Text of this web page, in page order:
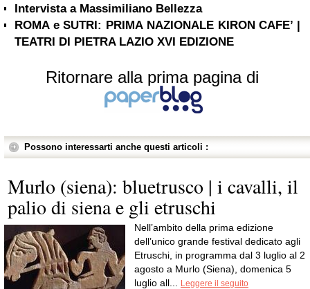
Intervista a Massimiliano Bellezza
ROMA e SUTRI: PRIMA NAZIONALE KIRON CAFE’ |
TEATRI DI PIETRA LAZIO XVI EDIZIONE
Ritornare alla prima pagina di
Possono interessarti anche questi articoli :
Murlo (siena): bluetrusco | i cavalli, il
palio di siena e gli etruschi
Nell’ambito della prima edizione
dell’unico grande festival dedicato agli
Etruschi, in programma dal 3 luglio al 2
agosto a Murlo (Siena), domenica 5
luglio all...
Leggere il seguito